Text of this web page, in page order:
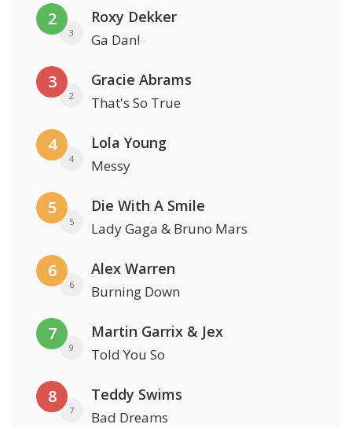
2
3
Roxy Dekker
Ga Dan!
3
2
Gracie Abrams
That's So True
4
4
Lola Young
Messy
5
5
Die With A Smile
Lady Gaga & Bruno Mars
6
6
Alex Warren
Burning Down
7
9
Martin Garrix & Jex
Told You So
8
7
Teddy Swims
Bad Dreams